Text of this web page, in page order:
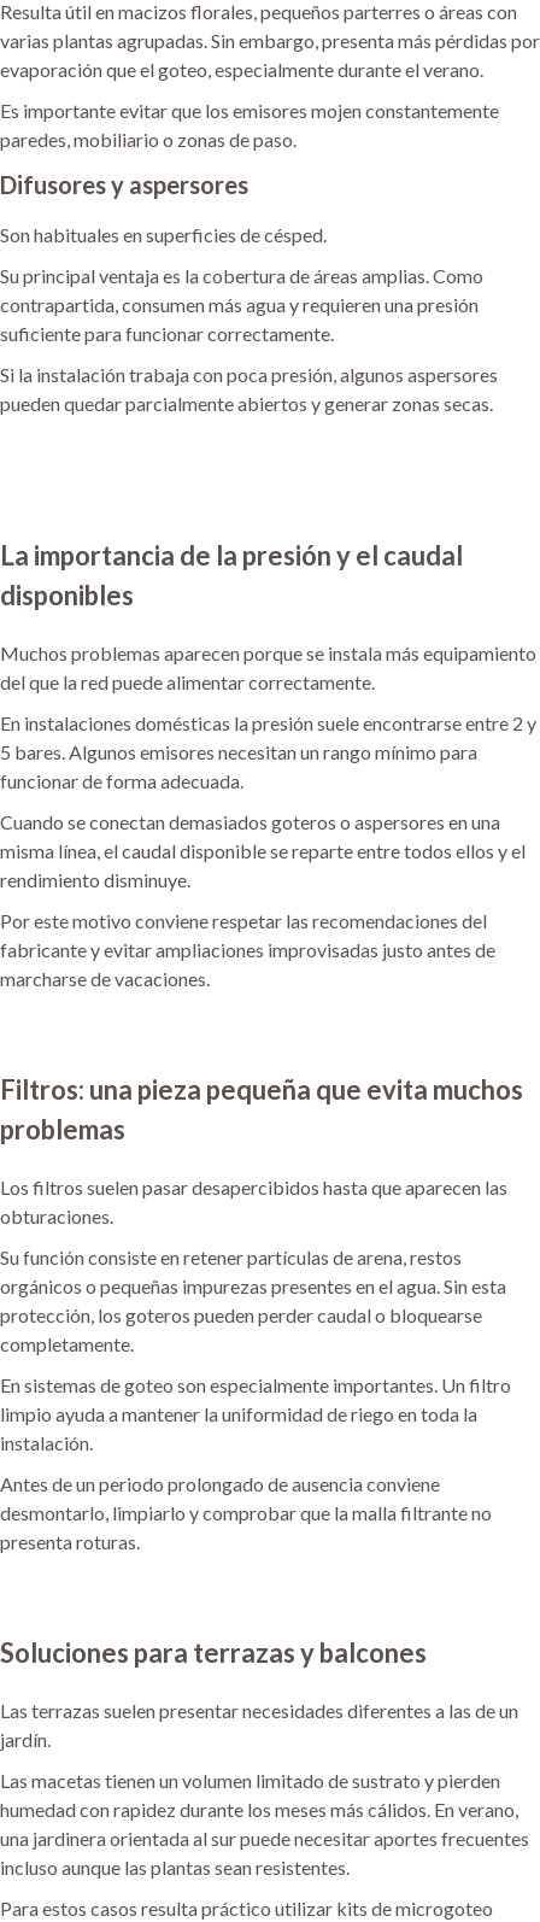
Resulta útil en macizos florales, pequeños parterres o áreas con
varias plantas agrupadas. Sin embargo, presenta más pérdidas por
evaporación que el goteo, especialmente durante el verano.
Es importante evitar que los emisores mojen constantemente
paredes, mobiliario o zonas de paso.
Difusores y aspersores
Son habituales en superficies de césped.
Su principal ventaja es la cobertura de áreas amplias. Como
contrapartida, consumen más agua y requieren una presión
suficiente para funcionar correctamente.
Si la instalación trabaja con poca presión, algunos aspersores
pueden quedar parcialmente abiertos y generar zonas secas.
La importancia de la presión y el caudal
disponibles
Muchos problemas aparecen porque se instala más equipamiento
del que la red puede alimentar correctamente.
En instalaciones domésticas la presión suele encontrarse entre 2 y
5 bares. Algunos emisores necesitan un rango mínimo para
funcionar de forma adecuada.
Cuando se conectan demasiados goteros o aspersores en una
misma línea, el caudal disponible se reparte entre todos ellos y el
rendimiento disminuye.
Por este motivo conviene respetar las recomendaciones del
fabricante y evitar ampliaciones improvisadas justo antes de
marcharse de vacaciones.
Filtros: una pieza pequeña que evita muchos
problemas
Los filtros suelen pasar desapercibidos hasta que aparecen las
obturaciones.
Su función consiste en retener partículas de arena, restos
orgánicos o pequeñas impurezas presentes en el agua. Sin esta
protección, los goteros pueden perder caudal o bloquearse
completamente.
En sistemas de goteo son especialmente importantes. Un filtro
limpio ayuda a mantener la uniformidad de riego en toda la
instalación.
Antes de un periodo prolongado de ausencia conviene
desmontarlo, limpiarlo y comprobar que la malla filtrante no
presenta roturas.
Soluciones para terrazas y balcones
Las terrazas suelen presentar necesidades diferentes a las de un
jardín.
Las macetas tienen un volumen limitado de sustrato y pierden
humedad con rapidez durante los meses más cálidos. En verano,
una jardinera orientada al sur puede necesitar aportes frecuentes
incluso aunque las plantas sean resistentes.
Para estos casos resulta práctico utilizar kits de microgoteo